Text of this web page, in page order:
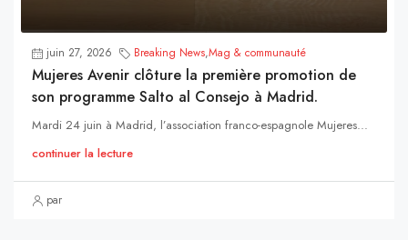
juin 27, 2026 Breaking News,Mag & communauté
Mujeres Avenir clôture la première promotion de
son programme Salto al Consejo à Madrid.
Mardi 24 juin à Madrid, l’association franco-espagnole Mujeres...
continuer la lecture
par